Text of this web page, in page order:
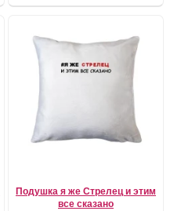
Подушка я же Стрелец и этим
все сказано